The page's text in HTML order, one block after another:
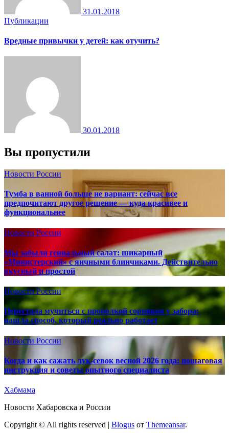
31.01.2018
Публикации
Вредные привычки у детей: как отучить?
30.01.2018
Вы пропустили
Новости России
Тумба в ванной больше не вариант: сейчас все
предпочитают другое решение — куда красивее и
функциональнее
Новости России
Мы забыли гениальный салат: шикарный
«Министерский» с яичными блинчиками. Действительно
вкусный и простой
Новости России
Перестала мучиться с прополкой сорняков у забора:
нашла способ, который реально работает
Новости России
Когда и как сажать лук-севок весной 2026 года: пошаговая
инструкция и советы опытного специалиста
Хабмама
Новости Хабаровска и России
Copyright © All rights reserved | Blogus от Themeansar.